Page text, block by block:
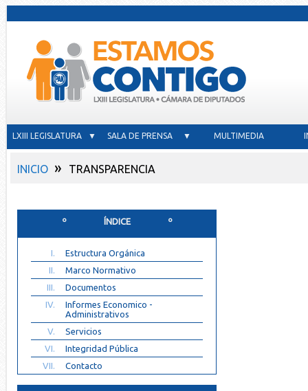
LXIII LEGISLATURA ▼ SALA DE PRENSA ▼ MULTIMEDIA
INICIO » TRANSPARENCIA
º ÍNDICE º
I.
Estructura Orgánica
II.
Marco Normativo
III.
Documentos
IV.
Informes Economico -
Administrativos
V.
Servicios
VI.
Integridad Pública
VII.
Contacto